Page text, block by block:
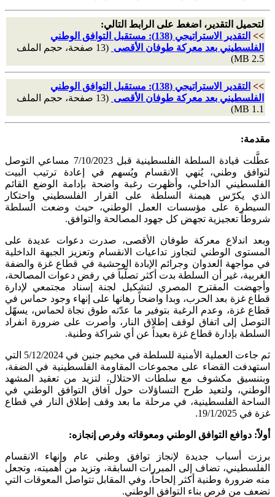
لتحميل التقدير، اضغط على الرابط التالي:
>>
التقدير الاستراتيجي (138): مستقبل التوافق الوطني
الفلسطيني بعد معركة طوفان الأقصى
(13 صفحة، حجم الملف
2.5 MB)
>>
التقدير الاستراتيجي (138): مستقبل التوافق الوطني
الفلسطيني بعد معركة طوفان الأقصى
(13 صفحة، حجم الملف
1.1 MB)
مقدمة:
عطَّلت قيادة السلطة الفلسطينية قبل 7/10/2023 مساعي التوصل
لتوافق وطني، يُنهي الانقسام ويُسهم في إعادة ترتيب البيت
الفلسطيني الداخلي، وأظهرت رغبة واضحة بإدامة الوضع القائم
الذي يكرّس هيمنة السلطة على القرار الفلسطيني واحتكار
السيطرة على مؤسسات العمل الوطني، حيث وضعت السلطة
شروطاً تعجيزية تجهض كل جهود المصالحة والتوافق.
وبعد اندلاع معركة طوفان الأقصى، صدرت دعوات عديدة على
المستوى الوطني لتجاوز تداعيات الانقسام وتعزيز الجبهة الداخلية
في مواجهة العدوان وجرائم الإبادة الوحشية في قطاع غزة والضفة
الغربية، غير أن السلطة بدت أكثر تصلّباً في رفض دعوات المصالحة،
وأجهضت المقترح المصري لتشكيل لجنة إسناد مجتمعي لإدارة
قطاع غزة بعد الحرب، وبدا واضحاً رهانها على إنهاء وجود حماس في
قطاع غزة، وعدم الرغبة بتوفير ما عدّته طوق نجاة لحماس، يسهّل
التوصل إلى اتفاق لوقف إطلاق النار، وأصرت على ضرورة انفراد
السلطة بإدارة قطاع غزة بعيداً عن أي شراكة وطنية.
ثم جاءت العملية الأمنية للسلطة في مخيم جنين في 5/12/2024 التي
استهدفت القضاء على مجموعات المقاومة الفلسطينية في الضفة،
وبتنسيق مكشوف مع سلطات الاحتلال، لتزيد من تعقيد المشهد
الوطني، ولتعيد طرح التساؤلات حول آفاق التوافق الوطني في
الساحة الفلسطينية، في مرحلة ما بعد وقف إطلاق النار في قطاع
غزة في 19/1/2025.
أولاً: دوافع التوافق الوطني ومعوقاته وفرص إنجازه:
برزت أسباب جديدة لإنجاز توافق وطني عام وإنهاء الانقسام
الفلسطيني، تضاف إلى المبررات السابقة، وتزيد من أهميته، وتجعل
منه ضرورة وطنية أكثر إلحاحاً، وفي المقابل تتواصل المعوقات التي
تضعف من فرص بناء التوافق الوطني.